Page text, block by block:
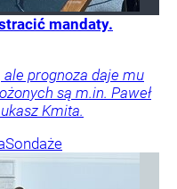
mandaty.
ale prognoza daje mu
są m.in. Paweł
Kmita.
Sondaże